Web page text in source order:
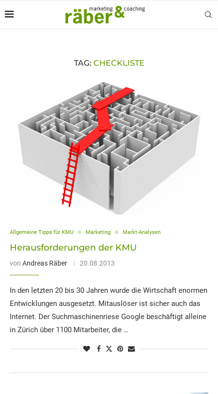
TAG: CHECKLISTE
Allgemeine Tipps für KMU Marketing Markt-Analysen
Herausforderungen der KMU
von Andreas Räber 20.08.2013
In den letzten 20 bis 30 Jahren wurde die Wirtschaft enormen
Entwicklungen ausgesetzt. Mitauslöser ist sicher auch das
Internet. Der Suchmaschinenriese Google beschäftigt alleine
in Zürich über 1100 Mitarbeiter, die …